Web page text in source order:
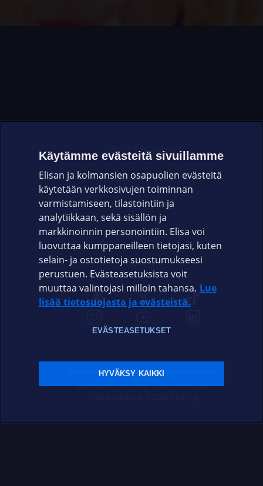
OHJEET JA VINKIT
OMAYHTEISÖ
VIANSELVITYS
ASIAKASPALVELU
ELISA.FI
Sopimusehdot Tietosuoja Evästeasetukset
Sääntelyviranomaiset Saavutettavuus
Käytämme evästeitä sivuillamme
Elisan ja kolmansien osapuolien evästeitä
käytetään verkkosivujen toiminnan
varmistamiseen, tilastointiin ja
analytiikkaan, sekä sisällön ja
markkinoinnin personointiin. Elisa voi
luovuttaa kumppaneilleen tietojasi, kuten
selain- ja ostotietoja suostumukseesi
perustuen. Evästeasetuksista voit
muuttaa valintojasi milloin tahansa. Lue
lisää tietosuojasta ja evästeistä.
EVÄSTEASETUKSET
HYVÄKSY KAIKKI